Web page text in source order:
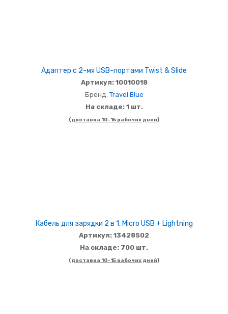
Адаптер с 2-мя USB-портами Twist & Slide
Артикул: 10010018
Бренд: Travel Blue
На складе: 1 шт.
(доставка 10-15 рабочих дней)
Кабель для зарядки 2 в 1, Micro USB + Lightning
Артикул: 13428502
На складе: 700 шт.
(доставка 10-15 рабочих дней)